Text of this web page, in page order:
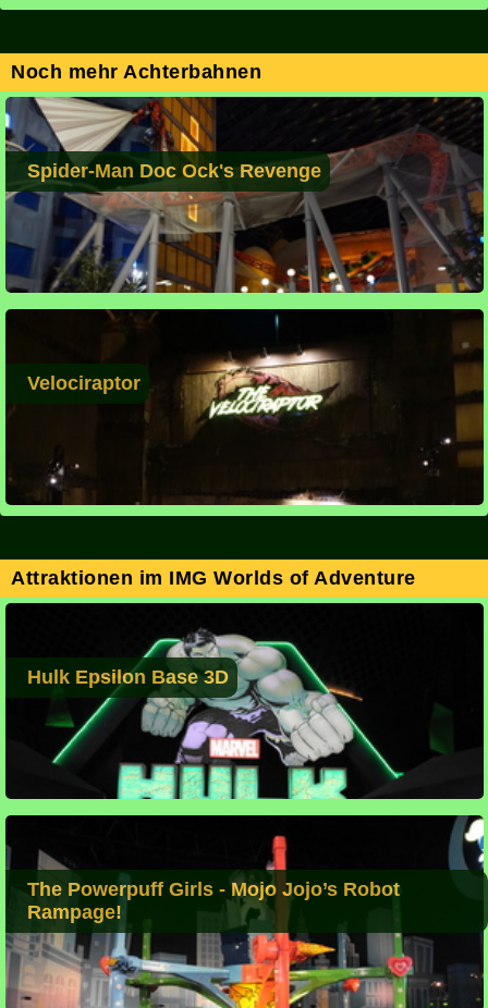
Noch mehr Achterbahnen
Spider-Man Doc Ock's Revenge
Velociraptor
Attraktionen im IMG Worlds of Adventure
Hulk Epsilon Base 3D
The Powerpuff Girls - Mojo Jojo’s Robot
Rampage!